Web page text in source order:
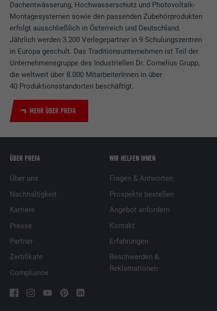
Dachentwässerung, Hochwasserschutz und Photovoltaik-
Montagesystemen sowie den passenden Zubehörprodukten
erfolgt ausschließlich in Österreich und Deutschland.
Jährlich werden 3.200 Verlegepartner in 9 Schulungszentren
in Europa geschult. Das Traditionsunternehmen ist Teil der
Unternehmensgruppe des Industriellen Dr. Cornelius Grupp,
die weltweit über 8.000 MitarbeiterInnen in über
40 Produktionsstandorten beschäftigt.
MEHR ÜBER PREFA
ÜBER PREFA
Über uns
Nachhaltigkeit
Karriere
Presse
Partner
Zertifikate
Compliance
WIR HELFEN IHNEN
Fragen & Antworten
Prospekte bestellen
Angebot anfordern
Kontakt
Erfahrungen
Beschwerden &
Reklamationen